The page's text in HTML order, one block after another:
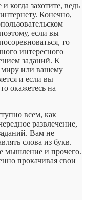
когда захотите, ведь
Конечно,
если вы
то
интересного
заданий. К
миру или вашему
и если вы
окажетесь на
всем, как
развлечение,
Вам не
слова из букв.
мышление и прочего.
прокачивая свои